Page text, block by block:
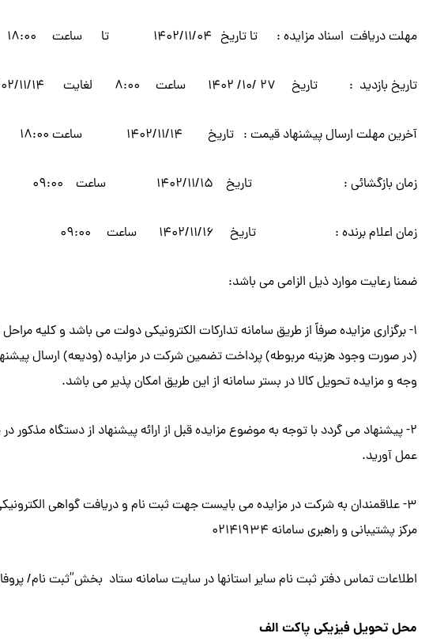
مهلت دریافت اسناد مزایده : تا تاریخ ۱۴۰۲/۱۱/۰۴ تا ساعت ۱۸:۰۰
تاریخ بازدید : تاریخ ۲۷ /۱۰/ ۱۴۰۲ ساعت ۸:۰۰ لغایت ۱۴۰۲/۱۱/۱۴ ساعت ۱۲:۰۰
آخرین مهلت ارسال پیشنهاد قیمت : تاریخ ۱۴۰۲/۱۱/۱۴ ساعت ۱۸:۰۰
زمان بازگشائی : تاریخ ۱۴۰۲/۱۱/۱۵ ساعت ۰۹:۰۰
زمان اعلام برنده : تاریخ ۱۴۰۲/۱۱/۱۶ ساعت ۰۹:۰۰
ضمنا رعایت موارد ذیل الزامی می باشد:
۱- برگزاری مزایده صرفاً از طریق سامانه تدارکات الکترونیکی دولت می باشد و کلیه
(در صورت وجود هزینه مربوطه) پرداخت تضمین شرکت در مزایده (ودیعه) ارسال پیشنهاد
وجه و مزایده تحویل کالا در بستر سامانه از این طریق امکان پذیر می باشد.
۲- پیشنهاد می گردد با توجه به موضوع مزایده قبل از ارائه پیشنهاد از دستگاه مذکور در
عمل آورید.
۳- علاقمندان به شرکت در مزایده می بایست جهت ثبت نام و دریافت گواهی
مرکز پشتیبانی و راهبری سامانه ۰۲۱۴۱۹۳۴
اطلاعات تماس دفتر ثبت نام سایر استانها در سایت سامانه ستاد بخش”ثبت نام/
محل تحویل فیزیکی پاکت الف